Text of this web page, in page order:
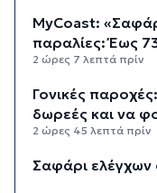
MyCoast:
παραλίες: Έως
2 ώρες 7 λεπτά πρίν
Γονικές
δωρεές και να
2 ώρες 45 λεπτά πρίν
Σαφάρι ελέγχων